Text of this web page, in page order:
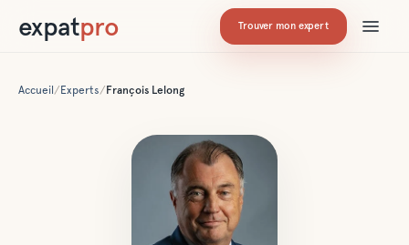
expatpro Trouver mon expert
Accueil / Experts/ François Lelong